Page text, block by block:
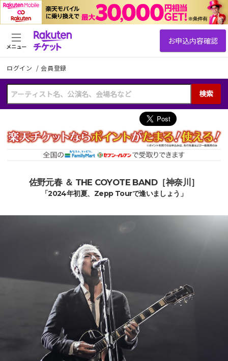
ログイン /会員登録
検索
メニュー
佐野元春 ＆ THE COYOTE BAND［神奈川］
「2024年初夏、Zepp Tourで逢いましょう」